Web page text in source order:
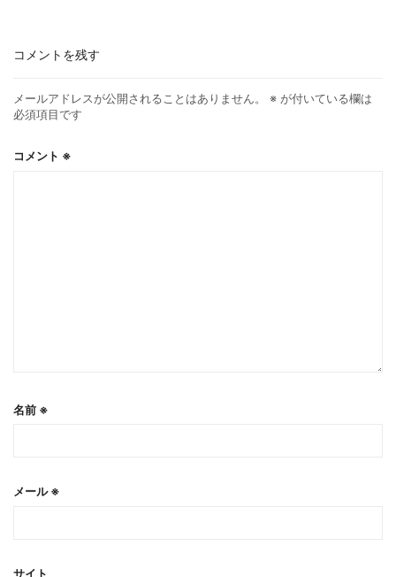
コメントを残す
メールアドレスが公開されることはありません。 ※ が付いている欄は
必須項目です
コメント ※
名前 ※
メール※
サイト